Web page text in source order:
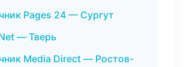
Pages 24 — Сургут
— Тверь
Media Direct — Ростов-